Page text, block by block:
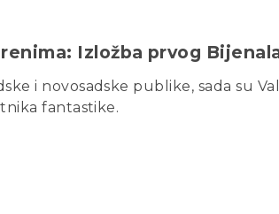
Izložba prvog
i novosadske publike, sada su
fantastike.